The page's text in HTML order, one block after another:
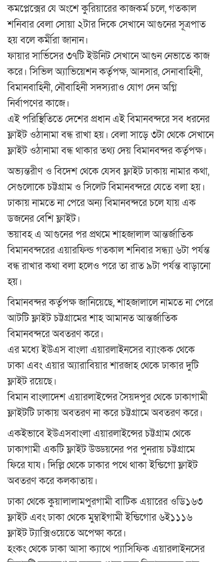
কমপ্লেক্সের যে অংশে কুরিয়ারের কাজকর্ম চলে, গতকাল
শনিবার বেলা সোয়া ২টার দিকে সেখানে আগুনের সূত্রপাত
হয় বলে কর্মীরা জানান।
ফায়ার সার্ভিসের ৩৭টি ইউনিট সেখানে আগুন নেভাতে কাজ
করে। সিভিল অ্যাভিয়েশন কর্তৃপক্ষ, আনসার, সেনাবাহিনী,
বিমানবাহিনী, নৌবাহিনী সদস্যরাও যোগ দেন অগ্নি
নির্বাপণের কাজে।
এই পরিস্থিতিতে দেশের প্রধান এই বিমানবন্দরে সব ধরনের
ফ্লাইট ওঠানামা বন্ধ রাখা হয়। বেলা সাড়ে ৩টা থেকে সেখানে
ফ্লাইট ওঠানামা বন্ধ থাকার তথ্য দেয় বিমানবন্দর কর্তৃপক্ষ।
অভ্যন্তরীণ ও বিদেশ থেকে যেসব ফ্লাইট ঢাকায় নামার কথা,
সেগুলোকে চট্টগ্রাম ও সিলেট বিমানবন্দরে যেতে বলা হয়।
ঢাকায় নামতে না পেরে অন্য বিমানবন্দরে চলে যায় এক
ডজনের বেশি ফ্লাইট।
ভয়াবহ এ আগুনের পর প্রথমে শাহজালাল আন্তর্জাতিক
বিমানবন্দরের এয়ারফিল্ড গতকাল শনিবার সন্ধ্যা ৬টা পর্যন্ত
বন্ধ রাখার কথা বলা হলেও পরে তা রাত ৯টা পর্যন্ত বাড়ানো
হয়।
বিমানবন্দর কর্তৃপক্ষ জানিয়েছে, শাহজালালে নামতে না পেরে
আটটি ফ্লাইট চট্টগ্রামের শাহ আমানত আন্তর্জাতিক
বিমানবন্দরে অবতরণ করে।
এর মধ্যে ইউএস বাংলা এয়ারলাইনসের ব্যাংকক থেকে
ঢাকা এবং এয়ার অ্যারাবিয়ার শারজাহ থেকে ঢাকার দুটি
ফ্লাইট রয়েছে।
বিমান বাংলাদেশ এয়ারলাইন্সের সৈয়দপুর থেকে ঢাকাগামী
ফ্লাইটটি ঢাকায় অবতরণ না করে চট্টগ্রামে অবতরণ করে।
একইভাবে ইউএসবাংলা এয়ারলাইন্সের চট্টগ্রাম থেকে
ঢাকাগামী একটি ফ্লাইট উড্ডয়নের পর পুনরায় চট্টগ্রামে
ফিরে যায। দিল্লি থেকে ঢাকার পথে থাকা ইন্ডিগো ফ্লাইট
অবতরণ করে কলকাতায়।
ঢাকা থেকে কুয়ালালামপুরগামী বাটিক এয়ারের ওডি১৬৩
ফ্লাইট এবং ঢাকা থেকে মুম্বাইগামী ইন্ডিগোর ৬ই১১১৬
ফ্লাইট ট্যাক্সিওয়েতে অপেক্ষা করে।
হংকং থেকে ঢাকা আসা ক্যাথে প্যাসিফিক এয়ারলাইনসের